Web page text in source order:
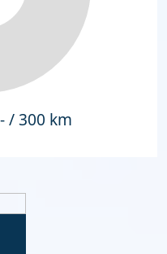
- / 300 km